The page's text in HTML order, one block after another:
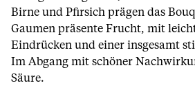
Birne und Pfirsich prägen das
Gaumen präsente Frucht, mit
Eindrücken und einer insgesamt
Im Abgang mit schöner
Säure.